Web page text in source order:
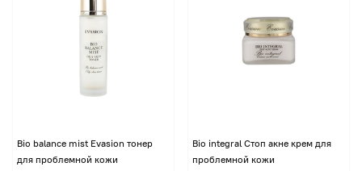
Bio balance mist Evasion тонер
для проблемной кожи
Bio integral Стоп акне крем для
проблемной кожи